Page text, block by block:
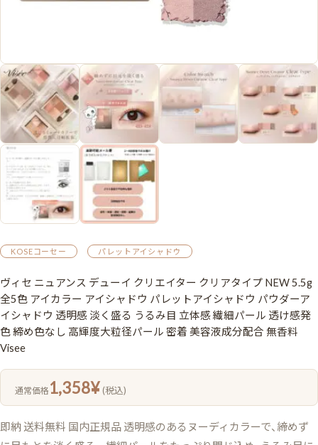
KOSEコーセー パレットアイシャドウ
ヴィセ ニュアンス デューイ クリエイター クリアタイプ NEW 5.5g
全5色 アイカラー アイシャドウ パレットアイシャドウ パウダーア
イシャドウ 透明感 淡く盛る うるみ目 立体感 繊細パール 透け感発
色 締め色なし 高輝度大粒径パール 密着 美容液成分配合 無香料
Visee
通常価格1,358¥ (税込)
即納 送料無料 国内正規品 透明感のあるヌーディカラーで、締めず